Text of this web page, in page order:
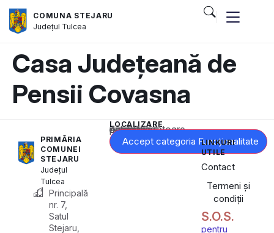
COMUNA STEJARU
Județul Tulcea
Casa Județeană de
Pensii Covasna
PRIMĂRIA
COMUNEI
STEJARU
Județul
Tulcea
Principală
nr. 7,
Satul
Stejaru,
LOCALIZARE
Acest conținut este blocat până când acceptați categoria corespunzătoare de cookie-uri.
Accept categoria Funcționalitate
LINKURI
UTILE
Contact
Termeni și
condiții
S.O.S.
pentru